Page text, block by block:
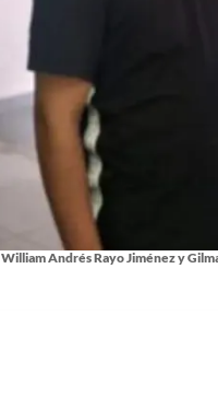
William Andrés Rayo Jiménez y